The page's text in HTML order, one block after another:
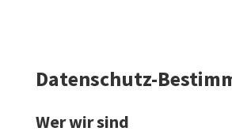
Datenschutz-
Wer wir sind